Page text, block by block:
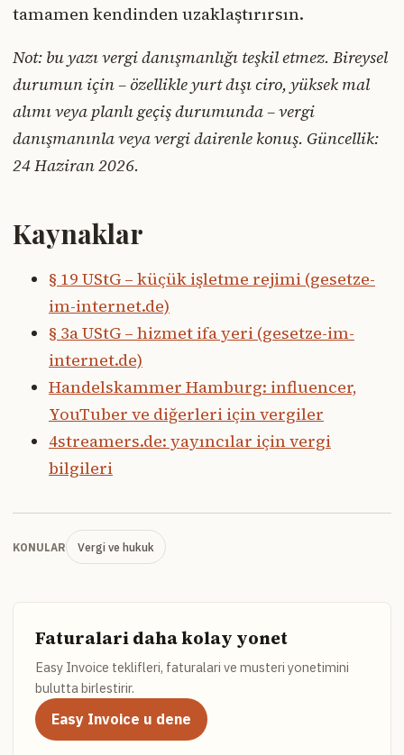
tamamen kendinden uzaklaştırırsın.
Not: bu yazı vergi danışmanlığı teşkil etmez. Bireysel
durumun için – özellikle yurt dışı ciro, yüksek mal
alımı veya planlı geçiş durumunda – vergi
danışmanınla veya vergi dairenle konuş. Güncellik:
24 Haziran 2026.
Kaynaklar
§ 19 UStG – küçük işletme rejimi (gesetze-
im-internet.de)
§ 3a UStG – hizmet ifa yeri (gesetze-im-
internet.de)
Handelskammer Hamburg: influencer,
YouTuber ve diğerleri için vergiler
4streamers.de: yayıncılar için vergi
bilgileri
KONULAR Vergi ve hukuk
Faturalari daha kolay yonet
Easy Invoice teklifleri, faturalari ve musteri yonetimini
bulutta birlestirir.
Easy Invoice u dene